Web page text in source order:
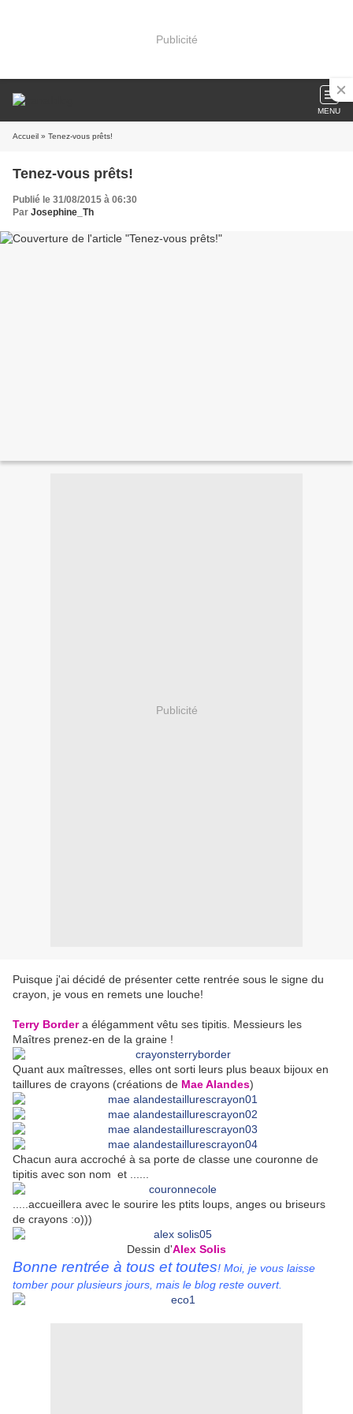
Publicité
MENU
Accueil » Tenez-vous prêts!
Tenez-vous prêts!
Publié le 31/08/2015 à 06:30
Par Josephine_Th
Publicité
Puisque j'ai décidé de présenter cette rentrée sous le signe du
crayon, je vous en remets une louche!
Terry Bordera élégamment vêtu ses tipitis. Messieurs les
Maîtres prenez-en de la graine !
Quant aux maîtresses, elles ont sorti leurs plus beaux bijoux en
taillures de crayons (créations de Mae Alandes)
Chacun aura accroché à sa porte de classe une couronne de
tipitis avec son nom et ......
.....accueillera avec le sourire les ptits loups, anges ou briseurs
de crayons :o)))
Dessin d'Alex Solis
Bonne rentrée à tous et toutes! Moi, je vous laisse
tomber pour plusieurs jours, mais le blog reste ouvert.